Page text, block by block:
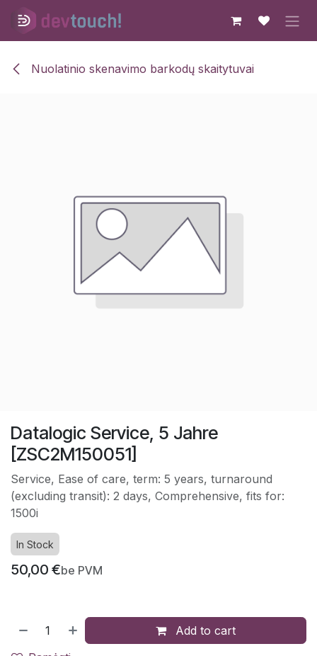
Skip to Content
Nuolatinio skenavimo barkodų skaitytuvai
Datalogic Service, 5 Jahre
[ZSC2M150051]
Service, Ease of care, term: 5 years, turnaround
(excluding transit): 2 days, Comprehensive, fits for:
1500i
In Stock
50,00 €be PVM
Add to cart